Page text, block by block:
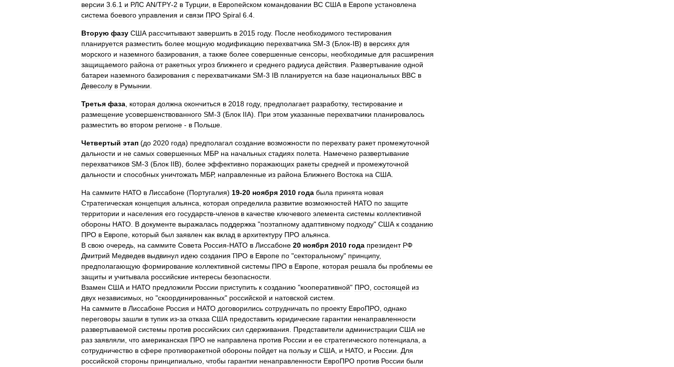
версии 3 6 1 и РЛС AN/TPY‑2 в Турции в Европейском командовании ВС США в Европе установлена
система боевого управления и связи ПРО Spiral 6 4
Вторую фазу США рассчитывают завершить в 2015 году. После необходимого тестирования
планируется разместить более мощную модификацию перехватчика SM‑3 (Блок‑IB) в версиях для
морского и наземного базирования а также более совершенные сенсоры необходимые для расширения
защищаемого района от ракетных угроз ближнего и среднего радиуса действия Развертывание одной
батареи наземного базирования с перехватчиками SM‑3 IB планируется на базе национальных ВВС в
Девесолу в Румынии
Третья фаза которая должна окончиться в 2018 году, предполагает разработку, тестирование и
размещение усовершенствованного SM‑3 (Блок IIA). При этом указанные перехватчики планировалось
разместить во втором регионе - в Польше
Четвертый этап (до 2020 года) предполагал создание возможности по перехвату ракет промежуточной
дальности и не самых совершенных МБР на начальных стадиях полета Намечено развертывание
перехватчиков SM‑3 (Блок IIB), более эффективно поражающих ракеты средней и промежуточной
дальности и способных уничтожать МБР, направленные из района Ближнего Востока на США
На саммите НАТО в Лиссабоне (Португалия) 19‑20 ноября 2010 года была принята новая
Стратегическая концепция альянса которая определила развитие возможностей НАТО по защите
территории и населения его государств-членов в качестве ключевого элемента системы коллективной
обороны НАТО В документе выражалась поддержка "поэтапному адаптивному подходу" США к созданию
ПРО в Европе который был заявлен как вклад в архитектуру ПРО альянса
В свою очередь на саммите Совета Россия‑НАТО в Лиссабоне 20 ноября 2010 года президент РФ
Дмитрий Медведев выдвинул идею создания ПРО в Европе по "секторальному" принципу,
предполагающую формирование коллективной системы ПРО в Европе которая решала бы проблемы ее
защиты и учитывала российские интересы безопасности
Взамен США и НАТО предложили России приступить к созданию "кооперативной" ПРО состоящей из
двух независимых но "скоординированных" российской и натовской систем
На саммите в Лиссабоне Россия и НАТО договорились сотрудничать по проекту ЕвроПРО однако
переговоры зашли в тупик из‑за отказа США предоставить юридические гарантии ненаправленности
развертываемой системы против российских сил сдерживания Представители администрации США не
раз заявляли что американская ПРО не направлена против России и ее стратегического потенциала а
сотрудничество в сфере противоракетной обороны пойдет на пользу и США и НАТО и России
Для
российской стороны принципиально чтобы гарантии ненаправленности ЕвроПРО против России были